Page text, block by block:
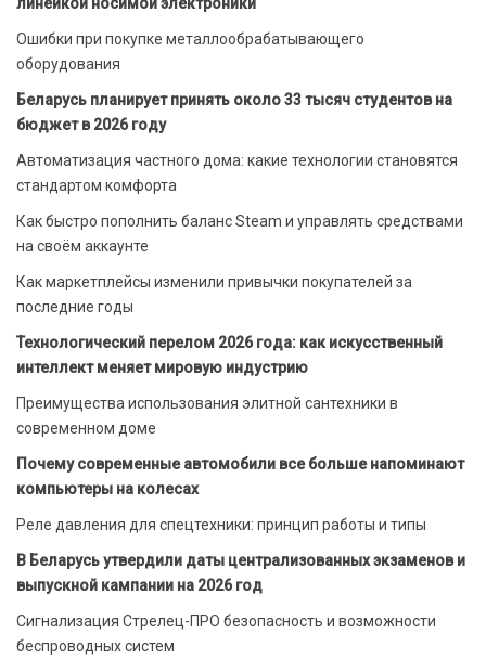
линейкой носимой электроники
Ошибки при покупке металлообрабатывающего
оборудования
Беларусь планирует принять около 33 тысяч студентов на
бюджет в 2026 году
Автоматизация частного дома: какие технологии становятся
стандартом комфорта
Как быстро пополнить баланс Steam и управлять средствами
на своём аккаунте
Как маркетплейсы изменили привычки покупателей за
последние годы
Технологический перелом 2026 года: как искусственный
интеллект меняет мировую индустрию
Преимущества использования элитной сантехники в
современном доме
Почему современные автомобили все больше напоминают
компьютеры на колесах
Реле давления для спецтехники: принцип работы и типы
В Беларусь утвердили даты централизованных экзаменов и
выпускной кампании на 2026 год
Сигнализация Стрелец-ПРО безопасность и возможности
беспроводных систем